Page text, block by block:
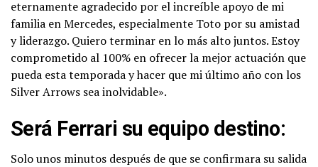
eternamente agradecido por el increíble apoyo de mi
familia en Mercedes, especialmente Toto por su amistad
y liderazgo. Quiero terminar en lo más alto juntos. Estoy
comprometido al 100% en ofrecer la mejor actuación que
pueda esta temporada y hacer que mi último año con los
Silver Arrows sea inolvidable».
Será Ferrari su equipo destino:
Solo unos minutos después de que se confirmara su salida